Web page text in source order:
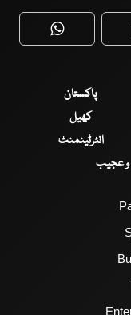
WhatsApp
پاکستان
کھیل
انٹرٹینمنٹ
عجیب